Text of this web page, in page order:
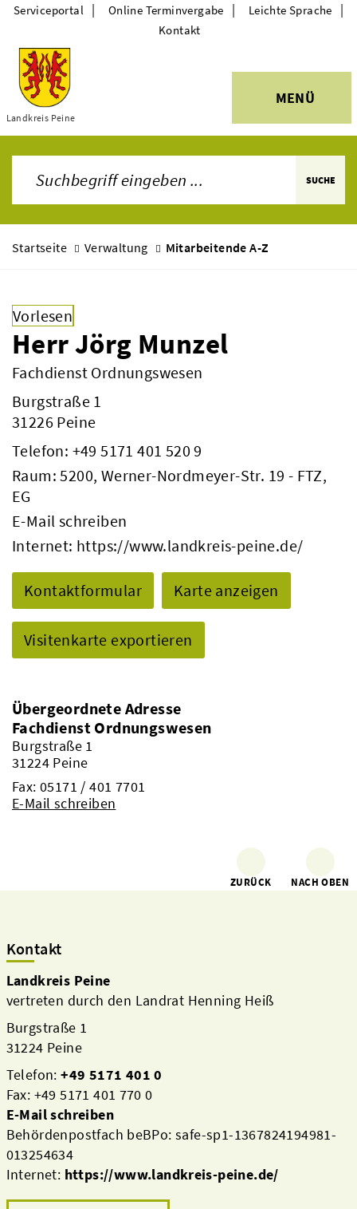
Themen
Landkreis Peine
MENÜ
Serviceportal | Online Terminvergabe | Leichte Sprache |
Kontakt
SUCHE
Startseite Verwaltung Mitarbeitende A-Z
Vorlesen
Herr Jörg Munzel
Fachdienst Ordnungswesen
Burgstraße 1
31226 Peine
Telefon: +49 5171 401 520 9
Raum: 5200, Werner-Nordmeyer-Str. 19 - FTZ,
EG
E-Mail schreiben
Internet: https://www.landkreis-peine.de/
Kontaktformular Karte anzeigen
Visitenkarte exportieren
Übergeordnete Adresse
Fachdienst Ordnungswesen
Burgstraße 1
31224 Peine
Fax: 05171 / 401 7701
E-Mail schreiben
ZURÜCK NACH OBEN
Kontakt
Landkreis Peine
vertreten durch den Landrat Henning Heiß
Burgstraße 1
31224 Peine
Telefon:+49 5171 401 0
Fax: +49 5171 401 770 0
E-Mail schreiben
Behördenpostfach beBPo: safe-sp1-1367824194981-
013254634
Internet: https://www.landkreis-peine.de/